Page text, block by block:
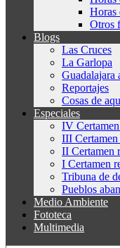
Horas
Otros
Blogs
Las Cruces
La Garlopa
Guadalajara
Reportajes
Cosas de
Especiales
IV
III
II Certamen
I Certamen
Tribuna de
Pueblos
Medio Ambiente
Fototeca
Multimedia